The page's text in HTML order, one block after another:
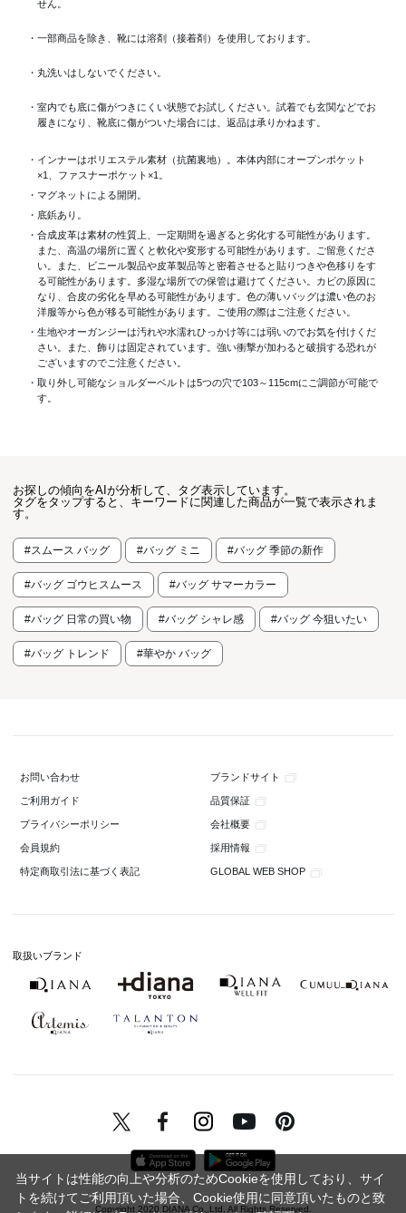
せん。
・一部商品を除き、靴には溶剤（接着剤）を使用しております。
・丸洗いはしないでください。
・室内でも底に傷がつきにくい状態でお試しください。試着でも玄関などでお
履きになり、靴底に傷がついた場合には、返品は承りかねます。
・インナーはポリエステル素材（抗菌裏地）。本体内部にオープンポケット
×1、ファスナーポケット×1。
・マグネットによる開閉。
・底鋲あり。
・合成皮革は素材の性質上、一定期間を過ぎると劣化する可能性があります。
また、高温の場所に置くと軟化や変形する可能性があります。ご留意くださ
い。また、ビニール製品や皮革製品等と密着させると貼りつきや色移りをす
る可能性があります。多湿な場所での保管は避けてください。カビの原因に
なり、合皮の劣化を早める可能性があります。色の薄いバッグは濃い色のお
洋服等から色が移る可能性があります。ご使用の際はご注意ください。
・生地やオーガンジーは汚れや水濡れひっかけ等には弱いのでお気を付けくだ
さい。また、飾りは固定されています。強い衝撃が加わると破損する恐れが
ございますのでご注意ください。
・取り外し可能なショルダーベルトは5つの穴で103～115cmにご調節が可能で
す。
お探しの傾向をAIが分析して、タグ表示しています。
タグをタップすると、キーワードに関連した商品が一覧で表示されま
す。
#スムース バッグ #バッグ ミニ #バッグ 季節の新作
#バッグ ゴウヒスムース #バッグ サマーカラー
#バッグ 日常の買い物 #バッグ シャレ感 #バッグ 今狙いたい
#バッグ トレンド #華やか バッグ
お問い合わせ ブランドサイト
ご利用ガイド 品質保証
プライバシーポリシー 会社概要
会員規約 採用情報
特定商取引法に基づく表記 GLOBAL WEB SHOP
取扱いブランド
Copyright 2020 DIANA Co.,Ltd. All Rights Reserved.
当サイトは性能の向上や分析のためCookieを使用しており、サイ
トを続けてご利用頂いた場合、Cookie使用に同意頂いたものと致